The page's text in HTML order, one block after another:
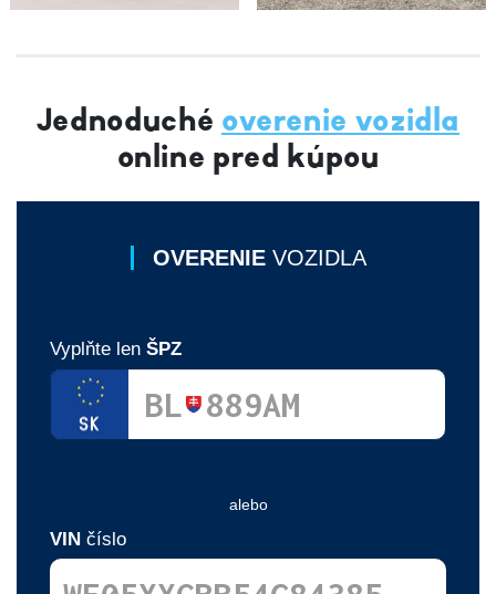
Jednoduché overenie vozidla
online pred kúpou